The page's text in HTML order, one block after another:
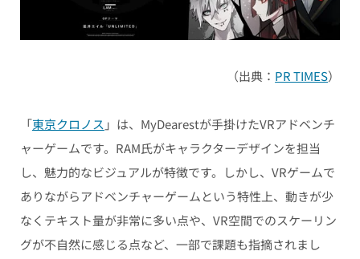
（出典： PR TIMES）
「東京クロノス 」は、MyDearestが手掛けたVRアドベンチ
ャーゲームです。RAM氏がキャラクターデザインを担当
し、魅力的なビジュアルが特徴です。しかし、VRゲームで
ありながらアドベンチャーゲームという特性上、動きが少
なくテキスト量が非常に多い点や、VR空間でのスケーリン
グが不自然に感じる点など、一部で課題も指摘されまし